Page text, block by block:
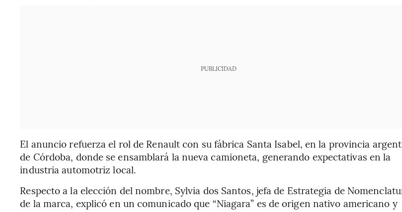
PUBLICIDAD
El anuncio refuerza el rol de Renault con su fábrica Santa Isabel, en la provincia
de Córdoba, donde se ensamblará la nueva camioneta, generando expectativas en la
industria automotriz local.
Respecto a la elección del nombre, Sylvia dos Santos, jefa de Estrategia de
de la marca, explicó en un comunicado que “Niagara” es de origen nativo americano y